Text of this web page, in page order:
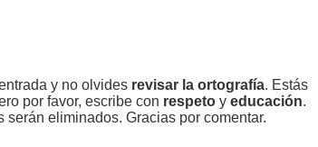
y no olvides revisar la ortografía. Estás
por favor, escribe con respeto y educación.
eliminados. Gracias por comentar.